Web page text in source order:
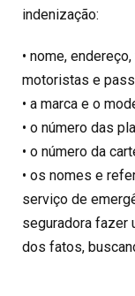
indenização:
• nome,
motoristas e
• a marca e o
• o número das
• o número da
• os nomes e
serviço de
seguradora fazer
dos fatos,